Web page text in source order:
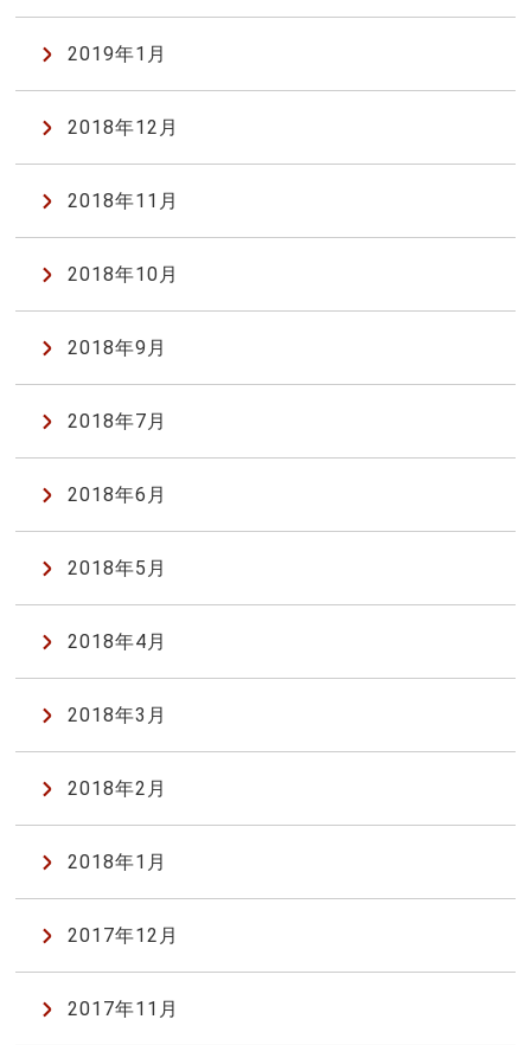
2019年1月
2018年12月
2018年11月
2018年10月
2018年9月
2018年7月
2018年6月
2018年5月
2018年4月
2018年3月
2018年2月
2018年1月
2017年12月
2017年11月